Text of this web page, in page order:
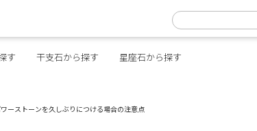
す 干支石から探す 星座石から探す
ーストーンを久しぶりにつける場合の注意点